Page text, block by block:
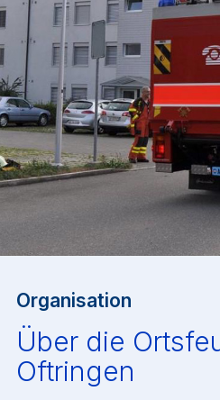
Organisation
Über die
Oftringen